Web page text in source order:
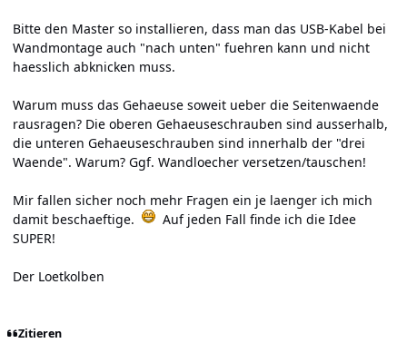
Bitte den Master so installieren, dass man das USB-Kabel bei
Wandmontage auch "nach unten" fuehren kann und nicht
haesslich abknicken muss.
Warum muss das Gehaeuse soweit ueber die Seitenwaende
rausragen? Die oberen Gehaeuseschrauben sind ausserhalb,
die unteren Gehaeuseschrauben sind innerhalb der "drei
Waende". Warum? Ggf. Wandloecher versetzen/tauschen!
Mir fallen sicher noch mehr Fragen ein je laenger ich mich
damit beschaeftige.
Auf jeden Fall finde ich die Idee
SUPER!
Der Loetkolben
Zitieren